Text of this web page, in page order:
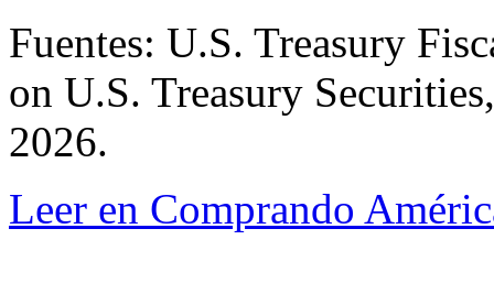
Fuentes: U.S. Treasury
on U.S. Treasury
2026.
Leer en Comprando